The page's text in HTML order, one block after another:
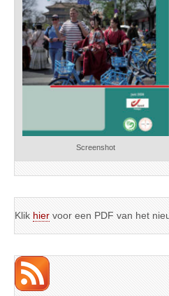
Screenshot
Klik hier voor een PDF van het